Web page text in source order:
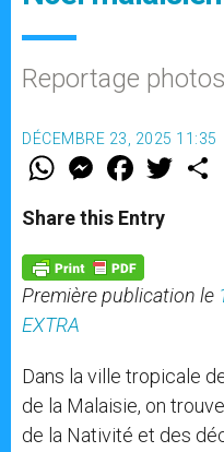
Reportage photos
DÉCEMBRE 23, 2025 11:35
W
t
s
p
p
M
e
s
e
g
e
r
F
a
e
b
o
k
w
Share this Entry
Première publication le
EXTRA
Dans la ville tropicale
de la Malaisie, on
de la Nativité et des